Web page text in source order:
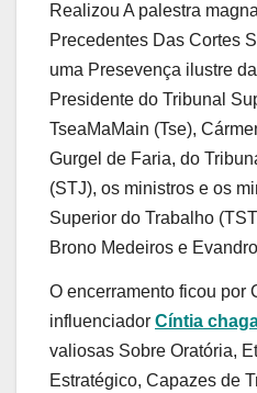
Realizou A palestra
Precedentes Das Cortes
uma Presevença ilustre
Presidente do Tribunal
TseaMaMain (Tse),
Gurgel de Faria, do
(STJ), os ministros e os
Superior do Trabalho
Brono Medeiros e
O encerramento ficou por
influenciador Cíntia
valiosas Sobre Oratória,
Estratégico, Capazes de